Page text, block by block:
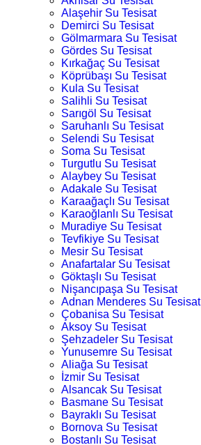
Alaşehir Su Tesisat
Demirci Su Tesisat
Gölmarmara Su Tesisat
Gördes Su Tesisat
Kırkağaç Su Tesisat
Köprübaşı Su Tesisat
Kula Su Tesisat
Salihli Su Tesisat
Sarıgöl Su Tesisat
Saruhanlı Su Tesisat
Selendi Su Tesisat
Soma Su Tesisat
Turgutlu Su Tesisat
Alaybey Su Tesisat
Adakale Su Tesisat
Karaağaçlı Su Tesisat
Karaoğlanlı Su Tesisat
Muradiye Su Tesisat
Tevfikiye Su Tesisat
Mesir Su Tesisat
Anafartalar Su Tesisat
Göktaşlı Su Tesisat
Nişancıpaşa Su Tesisat
Adnan Menderes Su Tesisat
Çobanisa Su Tesisat
Aksoy Su Tesisat
Şehzadeler Su Tesisat
Yunusemre Su Tesisat
Aliağa Su Tesisat
İzmir Su Tesisat
Alsancak Su Tesisat
Basmane Su Tesisat
Bayraklı Su Tesisat
Bornova Su Tesisat
Bostanlı Su Tesisat